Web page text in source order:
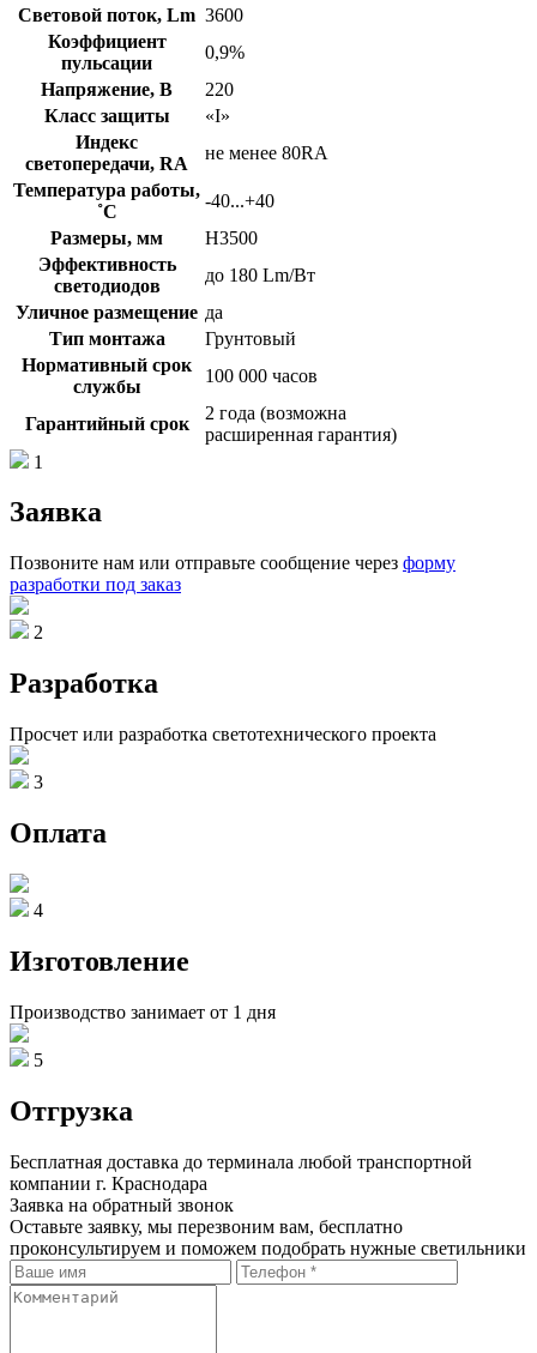
Световой поток, Lm 3600
Коэффициент
пульсации
0,9%
Напряжение, В
220
Класс защиты
«I»
Индекс
светопередачи, RA
не менее 80RA
Температура работы,
˚С
-40...+40
Размеры, мм
H3500
Эффективность
светодиодов
до 180 Lm/Вт
Уличное размещение да
Тип монтажа
Грунтовый
Нормативный срок
службы
100 000 часов
Гарантийный срок
2 года (возможна
расширенная гарантия)
1
Заявка
Позвоните нам или отправьте сообщение через форму
разработки под заказ
2
Разработка
Просчет или разработка светотехнического проекта
3
Оплата
4
Изготовление
Производство занимает от 1 дня
5
Отгрузка
Бесплатная доставка до терминала любой транспортной
компании г. Краснодара
Заявка на обратный звонок
Оставьте заявку, мы перезвоним вам, бесплатно
проконсультируем и поможем подобрать нужные светильники